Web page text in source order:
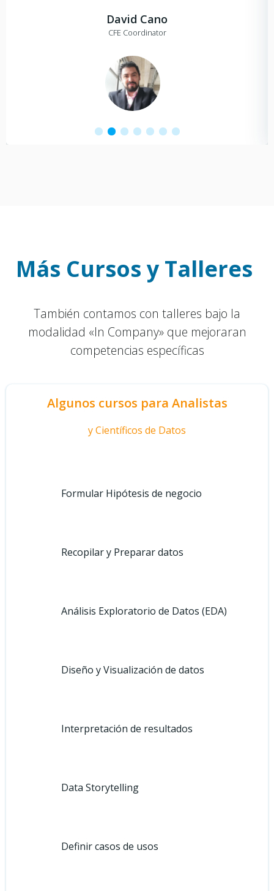
David Cano
CFE Coordinator
Más Cursos y Talleres
También contamos con talleres bajo la
modalidad «In Company» que mejoraran
competencias específicas
Algunos cursos para Analistas
y Científicos de Datos
Formular Hipótesis de negocio
Recopilar y Preparar datos
Análisis Exploratorio de Datos (EDA)
Diseño y Visualización de datos
Interpretación de resultados
Data Storytelling
Definir casos de usos